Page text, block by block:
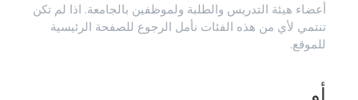
أعضاء هيئة التدريس والطلبة ولموظفين بالجامعة. اذا لم تكن
تنتمي لأي من هذه الفئات نأمل الرجوع للصفحة الرئيسية
للموقع.
أو